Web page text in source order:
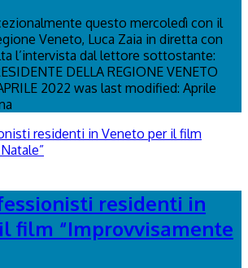
questo mercoledì con il
Veneto, Luca Zaia in diretta con
l’intervista dal lettore sottostante:
DELLA REGIONE VENETO
2022 was last modified: Aprile
residenti in
film “Improvvisamente